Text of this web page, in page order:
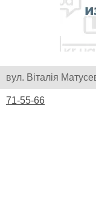
вул. Віталія
71-55-66